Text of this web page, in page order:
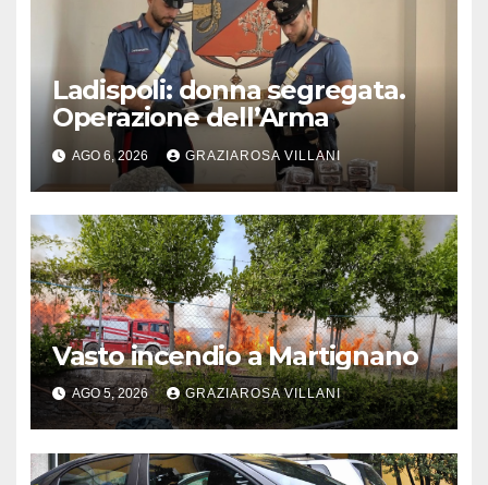
Ladispoli: donna segregata.
Operazione dell’Arma
AGO 6, 2026 GRAZIAROSA VILLANI
Vasto incendio a Martignano
AGO 5, 2026 GRAZIAROSA VILLANI